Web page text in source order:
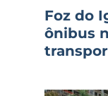
Foz do
ônibus